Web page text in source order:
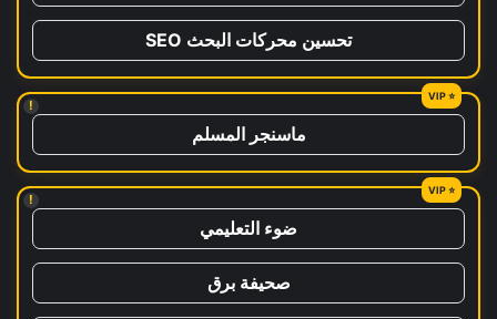
تحسين محركات البحث SEO
!
ماسنجر المسلم
!
ضوء التعليمي
صحيفة برق